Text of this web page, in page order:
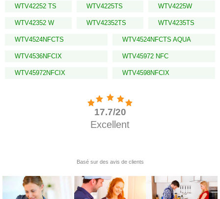
WTV42252 TS WTV4225TS WTV4225W
WTV42352 W WTV42352TS WTV4235TS
WTV4524NFCTS WTV4524NFCTS AQUA
WTV4536NFCIX WTV45972 NFC
WTV45972NFCIX WTV4598NFCIX